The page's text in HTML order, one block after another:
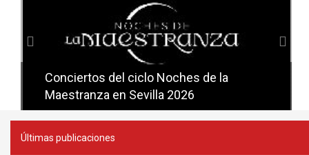
Conciertos del ciclo Noches de la
Maestranza en Sevilla 2026
Conciertos del ciclo Candlelight en
Sevilla
Últimas publicaciones